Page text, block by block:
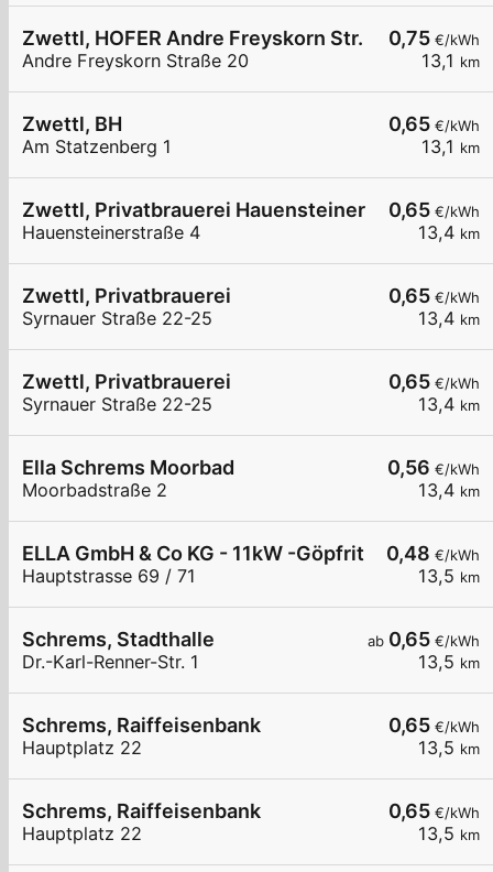
0,75 €/kWh
13,1 km
Zwettl, HOFER Andre Freyskorn Str.
Andre Freyskorn Straße 20
0,65 €/kWh
13,1 km
Zwettl, BH
Am Statzenberg 1
0,65 €/kWh
13,4 km
Zwettl, Privatbrauerei Hauensteinerstr.
Hauensteinerstraße 4
0,65 €/kWh
13,4 km
Zwettl, Privatbrauerei
Syrnauer Straße 22-25
0,65 €/kWh
13,4 km
Zwettl, Privatbrauerei
Syrnauer Straße 22-25
0,56 €/kWh
13,4 km
Ella Schrems Moorbad
Moorbadstraße 2
0,48 €/kWh
13,5 km
ELLA GmbH & Co KG - 11kW -Göpfritz Nah &
Hauptstrasse 69 / 71
ab 0,65 €/kWh
13,5 km
Schrems, Stadthalle
Dr.-Karl-Renner-Str. 1
0,65 €/kWh
13,5 km
Schrems, Raiffeisenbank
Hauptplatz 22
0,65 €/kWh
13,5 km
Schrems, Raiffeisenbank
Hauptplatz 22